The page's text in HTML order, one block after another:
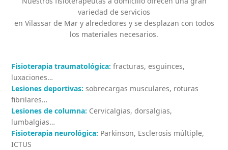
variedad de servicios
en Vilassar de Mary alrededores y se desplazan con todos
los materiales necesarios.
Fisioterapia traumatológica: fracturas, esguinces,
luxaciones…
Lesiones deportivas: sobrecargas musculares, roturas
fibrilares…
Lesiones de columna: Cervicalgias, dorsalgias,
lumbalgias…
Fisioterapia neurológica: Parkinson, Esclerosis múltiple,
ICTUS